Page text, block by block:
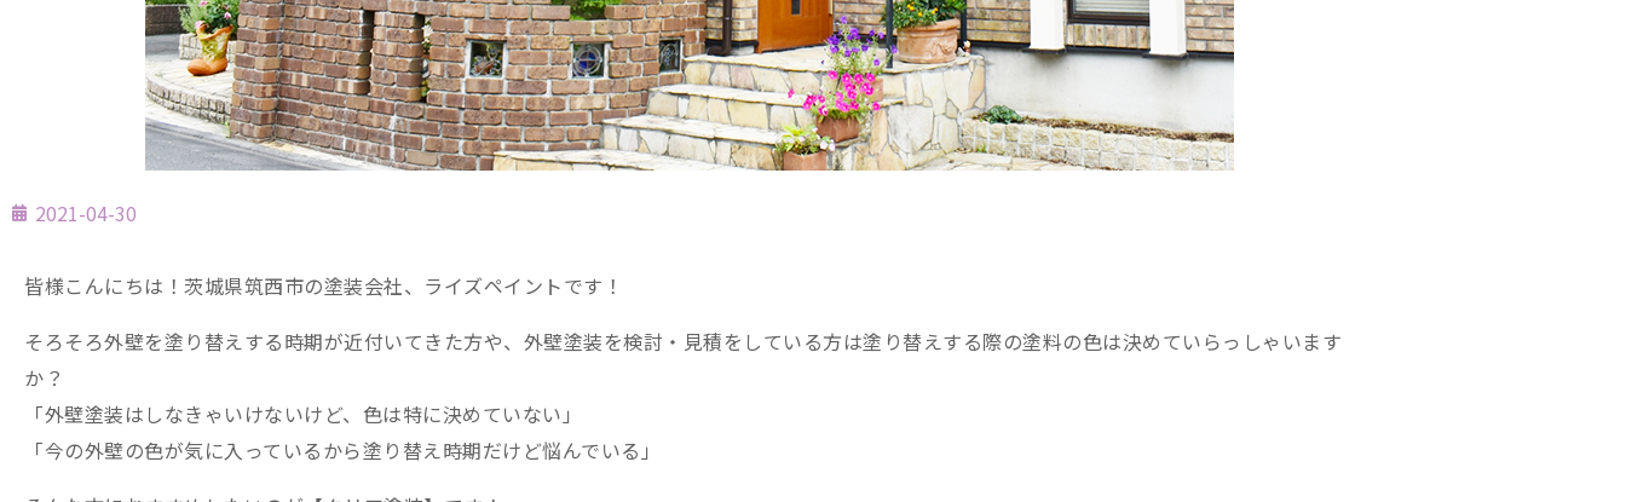
2021-04-30
皆様こんにちは！茨城県筑西市の塗装会社、ライズペイントです！
そろそろ外壁を塗り替えする時期が近付いてきた方や、外壁塗装を検討・見積をしている方は塗り替えする際の塗料の色は決めていらっしゃいます
か？
「外壁塗装はしなきゃいけないけど、色は特に決めていない」
「今の外壁の色が気に入っているから塗り替え時期だけど悩んでいる」